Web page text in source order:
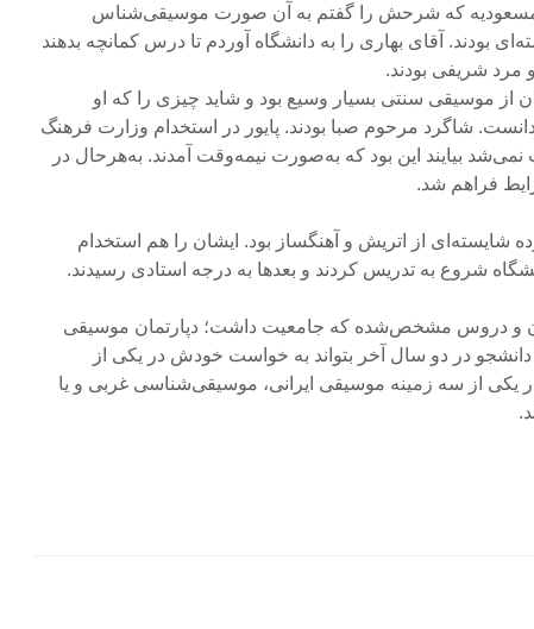
مسعودیه که شرحش را گفتم به آن صورت موسیقی‌شناس
بودند. آقای بهاری را به دانشگاه آوردم تا درس کمانچه بدهند
مرد شریفی بودند.
از موسیقی سنتی بسیار وسیع بود و شاید چیزی را که او
شاگرد مرحوم صبا بودند. پایور در استخدام وزارت فرهنگ
نمی‌شد بیایند این بود که به‌صورت نیمه‌وقت آمدند. به‌هرحال در
فراهم شد.
شایسته‌ای از اتریش و آهنگساز بود. ایشان را هم استخدام
شروع به تدریس کردند و بعدها به درجه استادی رسیدند.
و دروس مشخص‌شده که جامعیت داشت؛ دپارتمان موسیقی
دانشجو در دو سال آخر بتواند به خواست خودش در یکی از
یکی از سه زمینه موسیقی ایرانی، موسیقی‌شناسی غربی و یا